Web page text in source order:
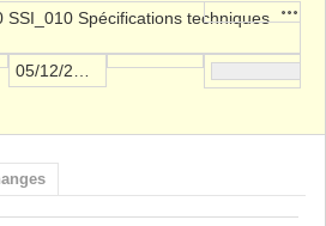
SSI_010 Spécifications techniques